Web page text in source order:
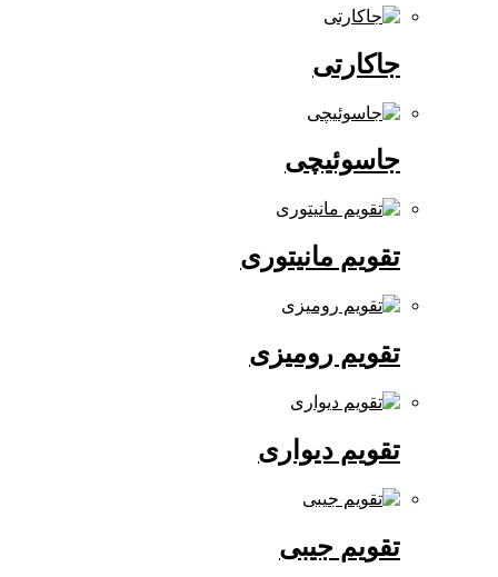
جاسوئیچی
تقویم مانیتوری
تقویم رومیزی
تقویم دیواری
تقویم جیبی